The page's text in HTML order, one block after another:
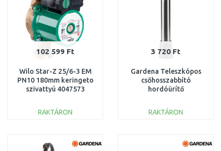
102 599 Ft
Wilo Star-Z 25/6-3 EM
PN10 180mm keringeto
szivattyú 4047573
RAKTÁRON
Összehasonlítás
3 720 Ft
Gardena Teleszkópos
csőhosszabbító
hordóürítő
cm 1420-20
RAKTÁRON
Összehasonlítás